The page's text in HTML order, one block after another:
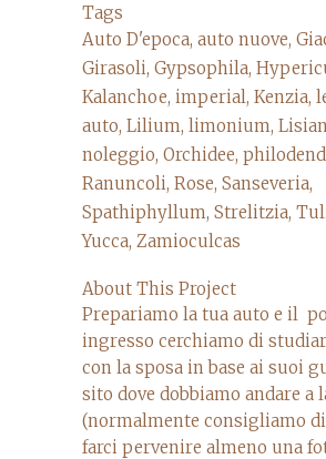
Tags
Auto D'epoca, auto nuove,
Girasoli, Gypsophila,
Kalanchoe, imperial, Kenzia,
auto, Lilium, limonium,
noleggio, Orchidee,
Ranuncoli, Rose, Sanseveria,
Spathiphyllum, Strelitzia,
Yucca, Zamioculcas
About This Project
Prepariamo la tua auto e il
ingresso cerchiamo di
con la sposa in base ai suoi
sito dove dobbiamo andare a
(normalmente consigliamo di
farci pervenire almeno una